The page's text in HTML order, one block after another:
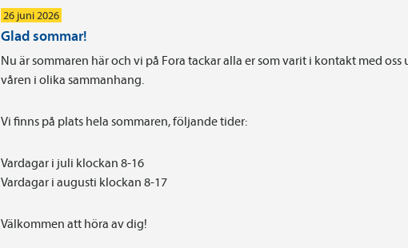
26 juni 2026
Glad sommar!
Nu är sommaren här och vi på Fora tackar alla er som varit i kontakt med oss
våren i olika sammanhang.
Vi finns på plats hela sommaren, följande tider:
Vardagar i juli klockan 8-16
Vardagar i augusti klockan 8-17
Välkommen att höra av dig!